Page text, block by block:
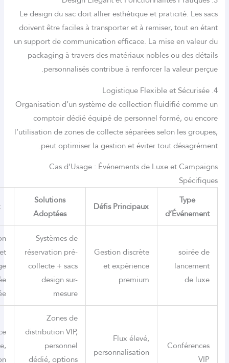
Le design du sac doit allier esthétique et
doivent être faciles à transporter et à remiser,
un support de communication efficace. La mise en
packaging à travers des matériaux nobles ou
personnalisés contribue à renforcer la
Organisation d’un système de collection fluidifié
comptoir dédié équipé de personnel formé,
l’utilisation de zones de collecte séparées selon
peut optimiser la gestion et éviter tout
Cas d’Usage : Événements de Luxe et
Défis Principaux
Solutions
Adoptées
Résultat
Gestion discrète
et expérience
premium
Systèmes de
réservation pré-
collecte + sacs
Satisfaction
accrue et
image
soignée
personnalisation
distribution VIP,
personnel
dédié, options
Expérience
fluide,
fidélisation